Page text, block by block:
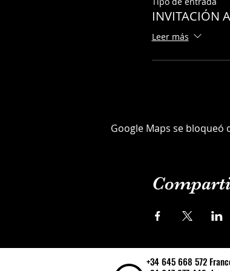
INVITACIÓN
Leer más
Google Maps se bloqueó
+34 645 668 572